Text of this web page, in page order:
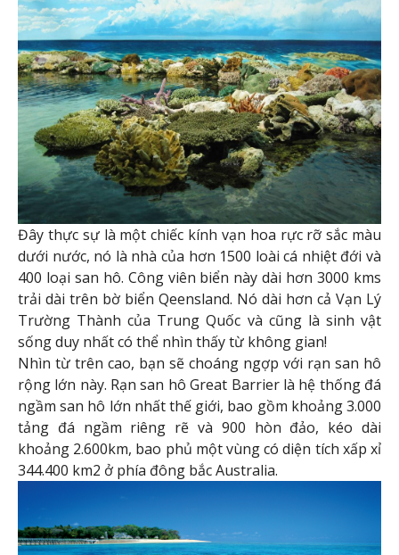
Đây thực sự là một chiếc kính vạn hoa rực rỡ sắc màu
dưới nước, nó là nhà của hơn 1500 loài cá nhiệt đới và
400 loại san hô. Công viên biển này dài hơn 3000 kms
trải dài trên bờ biển Qeensland. Nó dài hơn cả Vạn Lý
Trường Thành của Trung Quốc và cũng là sinh vật
sống duy nhất có thể nhìn thấy từ không gian!
Nhìn từ trên cao, bạn sẽ choáng ngợp với rạn san hô
rộng lớn này. Rạn san hô Great Barrier là hệ thống đá
ngầm san hô lớn nhất thế giới, bao gồm khoảng 3.000
tảng đá ngầm riêng rẽ và 900 hòn đảo, kéo dài
khoảng 2.600km, bao phủ một vùng có diện tích xấp xỉ
344.400 km2 ở phía đông bắc Australia.